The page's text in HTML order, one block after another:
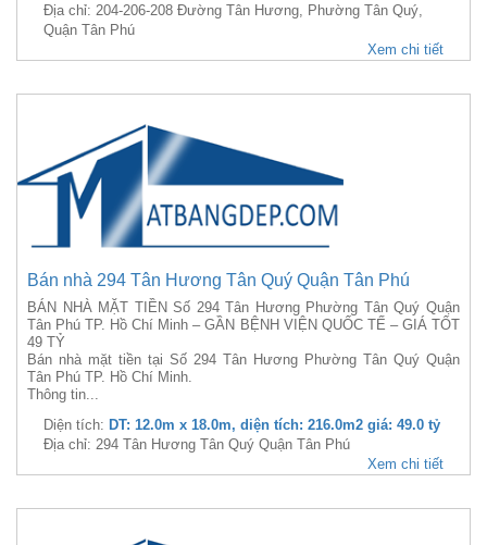
Địa chỉ: 204-206-208 Đường Tân Hương, Phường Tân Quý,
Quận Tân Phú
Xem chi tiết
Bán nhà 294 Tân Hương Tân Quý Quận Tân Phú
BÁN NHÀ MẶT TIỀN Số 294 Tân Hương Phường Tân Quý Quận
Tân Phú TP. Hồ Chí Minh – GẦN BỆNH VIỆN QUỐC TẾ – GIÁ TỐT
49 TỶ
Bán nhà mặt tiền tại Số 294 Tân Hương Phường Tân Quý Quận
Tân Phú TP. Hồ Chí Minh.
Thông tin...
Diện tích: DT: 12.0m x 18.0m, diện tích: 216.0m2 giá: 49.0 tỷ
Địa chỉ: 294 Tân Hương Tân Quý Quận Tân Phú
Xem chi tiết